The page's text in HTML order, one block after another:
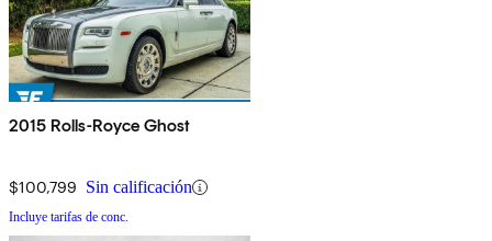
2015 Rolls-Royce Ghost
$100,799 Sin calificación
Incluye tarifas de conc.